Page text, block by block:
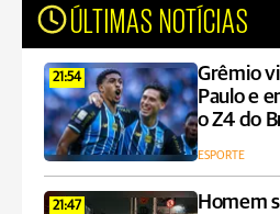
ÚLTIMAS NOTÍCIAS
21:54
Grêmio
Paulo e
o Z4 do
ESPORTE
21:47
Homem